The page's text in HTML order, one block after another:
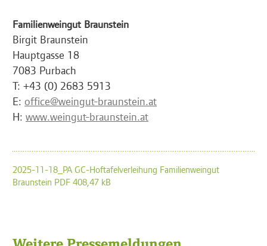
Familienweingut Braunstein
Birgit Braunstein
Hauptgasse 18
7083 Purbach
T: +43 (0) 2683 5913
E: office@weingut-braunstein.at
H: www.weingut-braunstein.at
2025-11-18_PA GC-Hoftafelverleihung Familienweingut
Braunstein PDF 408,47 kB